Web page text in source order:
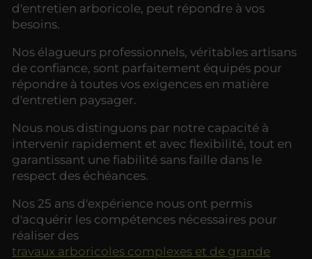
d'entretien arboricole, peut répondre à vos
besoins.
Nos élagueurs professionnels, véritables artisans
de confiance, sont parfaitement équipés pour
répondre à toutes vos exigences en matière
d'entretien paysager.
Nous nous distinguons par notre capacité à
intervenir rapidement et avec flexibilité, tout en
garantissant une fiabilité sans faille dans le
respect des échéances.
Nos 25 ans d'expérience nous ont permis
d'acquérir les compétences nécessaires pour
réaliser des
travaux arboricoles complexes et de grande